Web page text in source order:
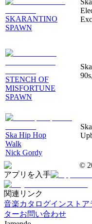
SKARANTINO
SPAWN
STENCH OF
MISFORTUNE
SPAWN
Ska Hip Hop
Walk
Nick Gordy
©
アプリを入手
関連リンク
音楽カタログインストア
ターお問い合わせ